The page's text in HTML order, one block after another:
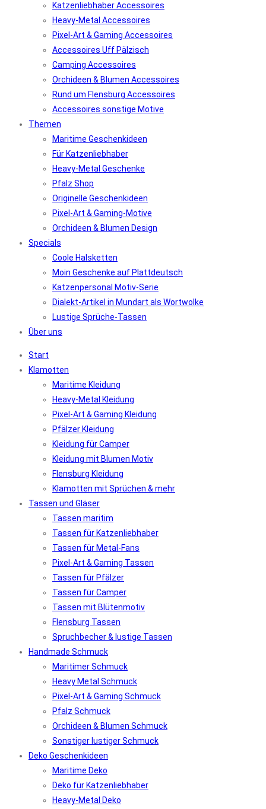
Katzenliebhaber Accessoires
Heavy-Metal Accessoires
Pixel-Art & Gaming Accessoires
Accessoires Uff Pälzisch
Camping Accessoires
Orchideen & Blumen Accessoires
Rund um Flensburg Accessoires
Accessoires sonstige Motive
Themen
Maritime Geschenkideen
Für Katzenliebhaber
Heavy-Metal Geschenke
Pfalz Shop
Originelle Geschenkideen
Pixel-Art & Gaming-Motive
Orchideen & Blumen Design
Specials
Coole Halsketten
Moin Geschenke auf Plattdeutsch
Katzenpersonal Motiv-Serie
Dialekt-Artikel in Mundart als Wortwolke
Lustige Sprüche-Tassen
Über uns
Start
Klamotten
Maritime Kleidung
Heavy-Metal Kleidung
Pixel-Art & Gaming Kleidung
Pfälzer Kleidung
Kleidung für Camper
Kleidung mit Blumen Motiv
Flensburg Kleidung
Klamotten mit Sprüchen & mehr
Tassen und Gläser
Tassen maritim
Tassen für Katzenliebhaber
Tassen für Metal-Fans
Pixel-Art & Gaming Tassen
Tassen für Pfälzer
Tassen für Camper
Tassen mit Blütenmotiv
Flensburg Tassen
Spruchbecher & lustige Tassen
Handmade Schmuck
Maritimer Schmuck
Heavy Metal Schmuck
Pixel-Art & Gaming Schmuck
Pfalz Schmuck
Orchideen & Blumen Schmuck
Sonstiger lustiger Schmuck
Deko Geschenkideen
Maritime Deko
Deko für Katzenliebhaber
Heavy-Metal Deko